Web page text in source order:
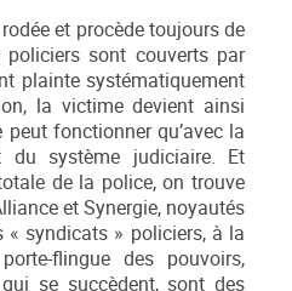
et procède toujours de
sont couverts par
plainte systématiquement
la victime devient ainsi
peut fonctionner qu’avec la
du système judiciaire. Et
de la police, on trouve
et Synergie, noyautés
« syndicats » policiers, à la
flingue des pouvoirs,
se succèdent, sont des